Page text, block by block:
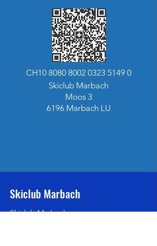
CH10 8080 8002 0323 5149 0
Skiclub Marbach
Moos 3
6196 Marbach LU
Skiclub Marbach
Skiclub Marbach